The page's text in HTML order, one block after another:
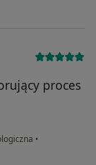
proces
•